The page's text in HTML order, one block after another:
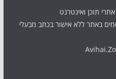
תוכן ואינטרנט
באתר ללא אישור בכתב מבעלי